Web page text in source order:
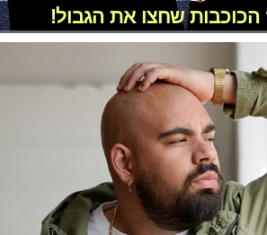
הכוכבות שחצו את הגבול!